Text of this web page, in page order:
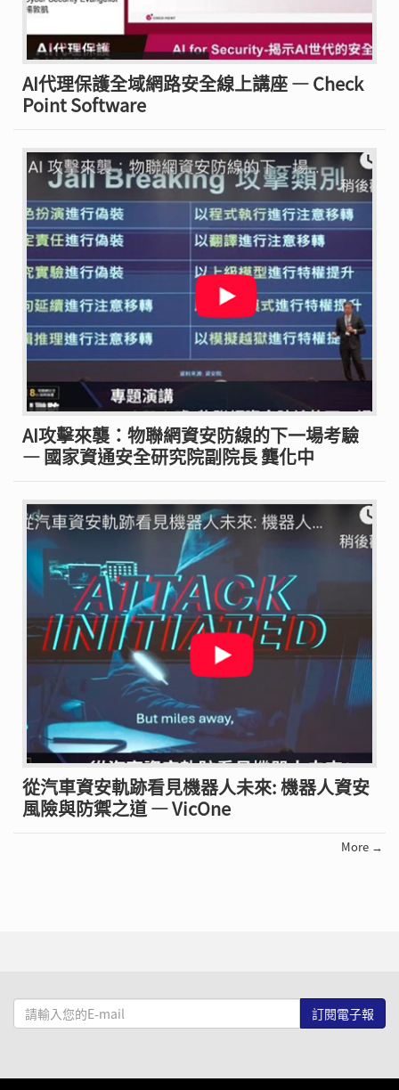
AI代理保護全域網路安全線上講座 — Check
Point Software
AI攻擊來襲：物聯網資安防線的下一場考驗
— 國家資通安全研究院副院長 龔化中
從汽車資安軌跡看見機器人未來: 機器人資安
風險與防禦之道 — VicOne
More →
請
輸